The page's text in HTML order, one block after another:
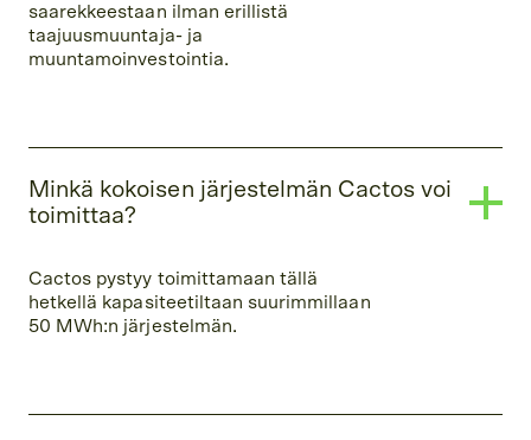
saarekkeestaan ilman erillistä
taajuusmuuntaja- ja
muuntamoinvestointia.
Minkä kokoisen järjestelmän Cactos voi
toimittaa?
Cactos pystyy toimittamaan tällä
hetkellä kapasiteetiltaan suurimmillaan
50 MWh:n järjestelmän.